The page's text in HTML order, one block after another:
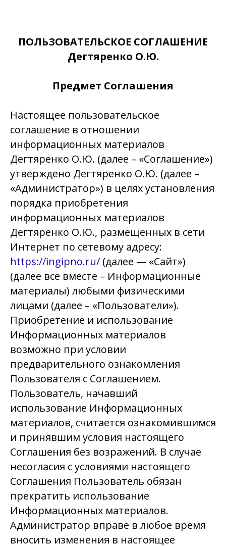
ПОЛЬЗОВАТЕЛЬСКОЕ СОГЛАШЕНИЕ
Дегтяренко О.Ю.
Предмет Соглашения
Настоящее пользовательское
соглашение в отношении
информационных материалов
Дегтяренко О.Ю. (далее – «Соглашение»)
утверждено Дегтяренко О.Ю. (далее –
«Администратор») в целях установления
порядка приобретения
информационных материалов
Дегтяренко О.Ю., размещенных в сети
Интернет по сетевому адресу:
https://ingipno.ru/ (далее — «Сайт»)
(далее все вместе – Информационные
материалы) любыми физическими
лицами (далее – «Пользователи»).
Приобретение и использование
Информационных материалов
возможно при условии
предварительного ознакомления
Пользователя с Соглашением.
Пользователь, начавший
использование Информационных
материалов, считается ознакомившимся
и принявшим условия настоящего
Соглашения без возражений. В случае
несогласия с условиями настоящего
Соглашения Пользователь обязан
прекратить использование
Информационных материалов.
Администратор вправе в любое время
вносить изменения в настоящее